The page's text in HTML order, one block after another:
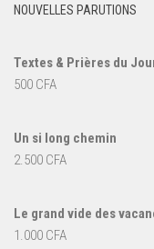
NOUVELLES PARUTIONS
Textes & Prières du
500 CFA
Un si long chemin
2.500 CFA
Le grand vide des
1.000 CFA